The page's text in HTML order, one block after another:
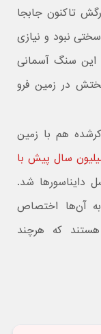
تاکنون جابجا
نبود و نیازی
این سنگ آسمانی
در زمین فرو
هم با زمین
‌سنگی که ۶۵ میلیون سال پیش با
دایناسورها شد.
آن‌ها اختصاص
که هرچند